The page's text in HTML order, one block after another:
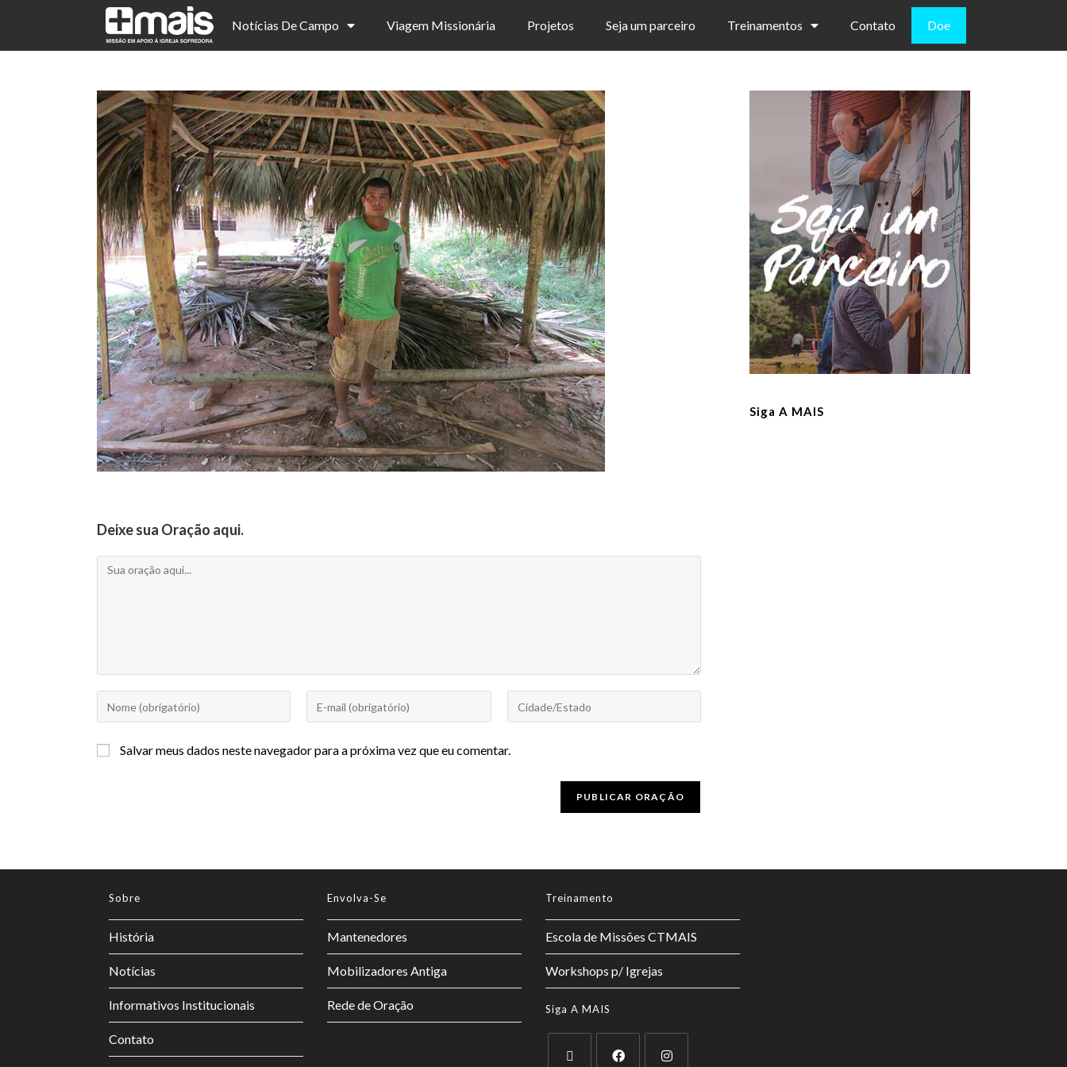
Notícias De Campo Viagem Missionária Projetos Seja um parceiro Treinamentos Contato Doe
Deixe sua Oração aqui.
Salvar meus dados neste navegador para a próxima vez que eu comentar.
Siga A MAIS
Sobre
História
Notícias
Informativos Institucionais
Contato
Envolva-Se
Mantenedores
Mobilizadores Antiga
Rede de Oração
Treinamento
Escola de Missões CTMAIS
Workshops p/ Igrejas
Siga A MAIS